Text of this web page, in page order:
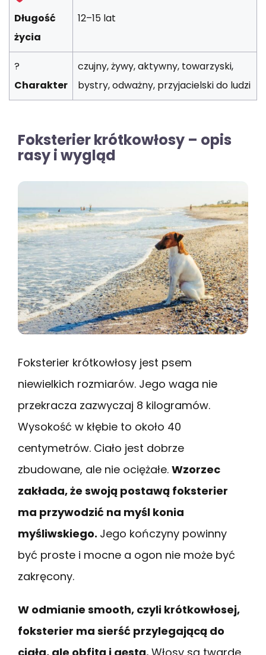
Długość
życia
12–15 lat
?
Charakter
czujny, żywy, aktywny, towarzyski,
bystry, odważny, przyjacielski do ludzi
Foksterier krótkowłosy – opis
rasy i wygląd
Foksterier krótkowłosy jest psem
niewielkich rozmiarów. Jego waga nie
przekracza zazwyczaj 8 kilogramów.
Wysokość w kłębie to około 40
centymetrów. Ciało jest dobrze
zbudowane, ale nie ociężałe. Wzorzec
zakłada, że swoją postawą foksterier
ma przywodzić na myśl konia
myśliwskiego. Jego kończyny powinny
być proste i mocne a ogon nie może być
zakręcony.
W odmianie smooth, czyli krótkowłosej,
foksterier ma sierść przylegającą do